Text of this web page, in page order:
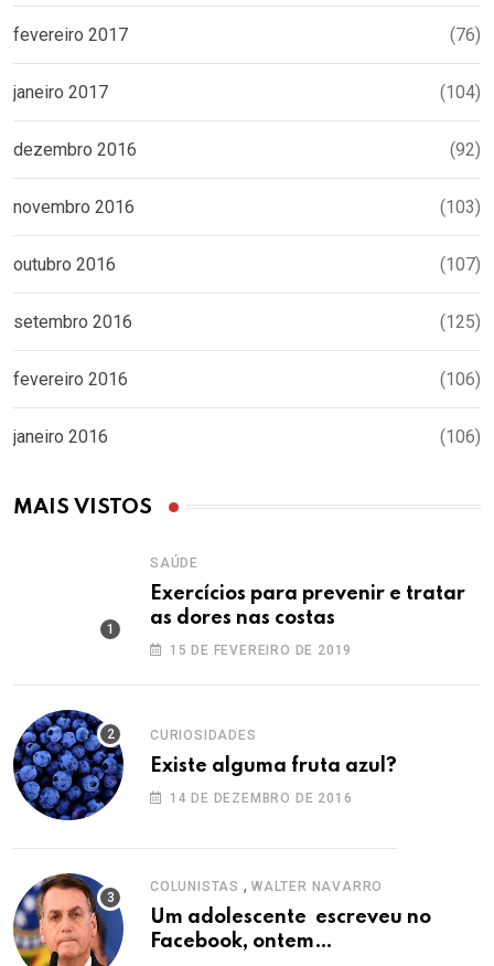
fevereiro 2017 (76)
janeiro 2017 (104)
dezembro 2016 (92)
novembro 2016 (103)
outubro 2016 (107)
setembro 2016 (125)
fevereiro 2016 (106)
janeiro 2016 (106)
MAIS VISTOS
SAÚDE
Exercícios para prevenir e tratar
as dores nas costas
15 DE FEVEREIRO DE 2019
CURIOSIDADES
Existe alguma fruta azul?
14 DE DEZEMBRO DE 2016
COLUNISTAS , WALTER NAVARRO
Um adolescente escreveu no
Facebook, ontem…